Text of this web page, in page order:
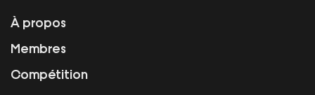
À propos
Membres
Compétition